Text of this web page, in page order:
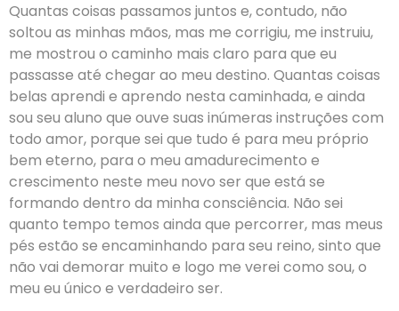
Quantas coisas passamos juntos e, contudo, não
soltou as minhas mãos, mas me corrigiu, me instruiu,
me mostrou o caminho mais claro para que eu
passasse até chegar ao meu destino. Quantas coisas
belas aprendi e aprendo nesta caminhada, e ainda
sou seu aluno que ouve suas inúmeras instruções com
todo amor, porque sei que tudo é para meu próprio
bem eterno, para o meu amadurecimento e
crescimento neste meu novo ser que está se
formando dentro da minha consciência. Não sei
quanto tempo temos ainda que percorrer, mas meus
pés estão se encaminhando para seu reino, sinto que
não vai demorar muito e logo me verei como sou, o
meu eu único e verdadeiro ser.